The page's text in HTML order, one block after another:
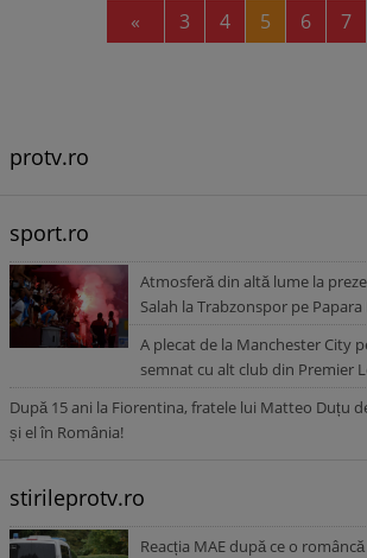
« Previous
3 4 5 6 7
protv.ro
sport.ro
Atmosferă din altă lume la
Salah la Trabzonspor pe Papara
A plecat de la Manchester City
semnat cu alt club din Premier
După 15 ani la Fiorentina, fratele lui Matteo Duțu
și el în România!
stirileprotv.ro
Reacția MAE după ce o